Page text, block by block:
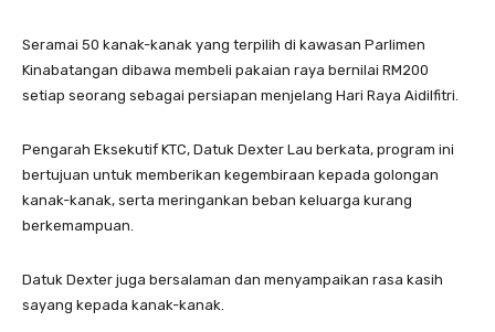
Seramai 50 kanak-kanak yang terpilih di kawasan Parlimen
Kinabatangan dibawa membeli pakaian raya bernilai RM200
setiap seorang sebagai persiapan menjelang Hari Raya Aidilfitri.
Pengarah Eksekutif KTC, Datuk Dexter Lau berkata, program ini
bertujuan untuk memberikan kegembiraan kepada golongan
kanak-kanak, serta meringankan beban keluarga kurang
berkemampuan.
Datuk Dexter juga bersalaman dan menyampaikan rasa kasih
sayang kepada kanak-kanak.